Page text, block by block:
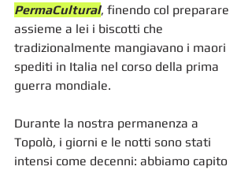
PermaCultural, finendo col preparare
assieme a lei i biscotti che
tradizionalmente mangiavano i maori
spediti in Italia nel corso della prima
guerra mondiale.
Durante la nostra permanenza a
Topolò, i giorni e le notti sono stati
intensi come decenni: abbiamo capito